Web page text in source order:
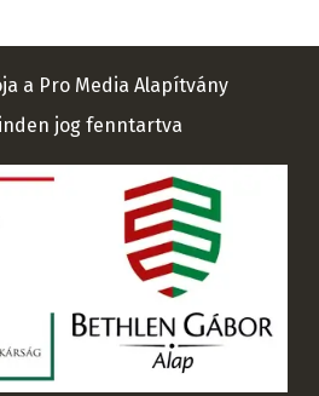
a Pro Media Alapítvány
jog fenntartva